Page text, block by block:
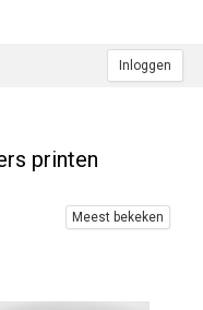
Inloggen
printen
Meest bekeken